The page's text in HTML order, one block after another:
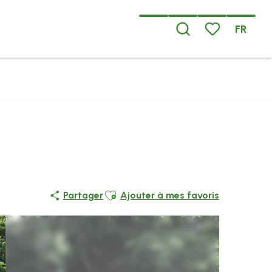
FR
PartagerAjouter aux favoris
Ajouter à mes favoris